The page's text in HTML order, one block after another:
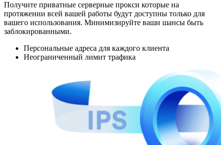
Получите приватные серверные прокси которые на
протяжении всей вашей работы будут доступны только для
вашего использования. Минимизируйте ваши шансы быть
заблокированными.
Персональные адреса для каждого клиента
Неограниченный лимит трафика